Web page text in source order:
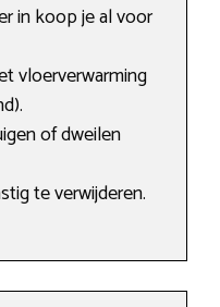
in koop je al voor
vloerverwarming
of dweilen
te verwijderen.